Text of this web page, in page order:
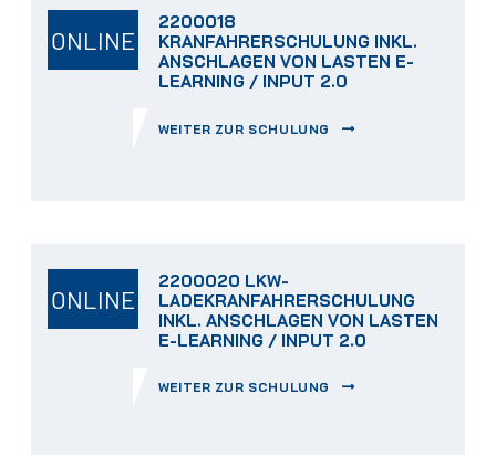
ONLINE
2200018
KRANFAHRERSCHULUNG INKL.
ANSCHLAGEN VON LASTEN E-
LEARNING / INPUT 2.0
WEITER ZUR SCHULUNG
ONLINE
2200020 LKW-
LADEKRANFAHRERSCHULUNG
INKL. ANSCHLAGEN VON LASTEN
E-LEARNING / INPUT 2.0
WEITER ZUR SCHULUNG